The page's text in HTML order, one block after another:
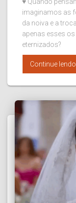
♥ Quando
imaginamos as
da noiva e a
apenas esses
eternizados?
Continue